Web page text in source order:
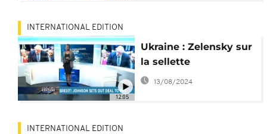
12:05
INTERNATIONAL EDITION
Ukraine : Zelensky sur
la sellette
13/08/2024
INTERNATIONAL EDITION